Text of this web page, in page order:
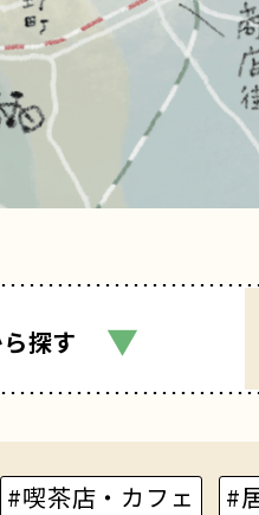
探す ▼
#喫茶店・カフェ #